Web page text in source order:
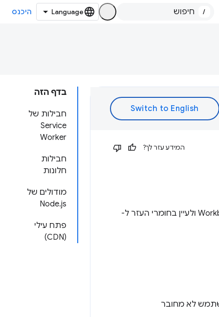
/ היכנס
בדף הזה
חבילות של
Service
Worker
חבילות
חלונות
מודולים של
Node.js
פתח עילי
(CDN)
המידע עזר לך?
כדי לקבל מידע על השיטות הזמינות, כדאי להתעמק במודולים ספציפיים של Workbox ולעיין בחומרי העזר ל-
לא מחובר